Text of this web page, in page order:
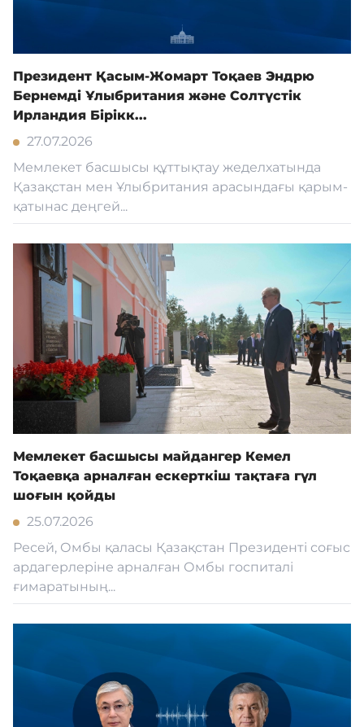
Президент Қасым-Жомарт Тоқаев Эндрю
Бернемді Ұлыбритания және Солтүстік
Ирландия Бірікк...
27.07.2026
Мемлекет басшысы құттықтау жеделхатында
Қазақстан мен Ұлыбритания арасындағы қарым-
қатынас деңгей...
Мемлекет басшысы майдангер Кемел
Тоқаевқа арналған ескерткіш тақтаға гүл
шоғын қойды
25.07.2026
Ресей, Омбы қаласы Қазақстан Президенті соғыс
ардагерлеріне арналған Омбы госпиталі
ғимаратының...